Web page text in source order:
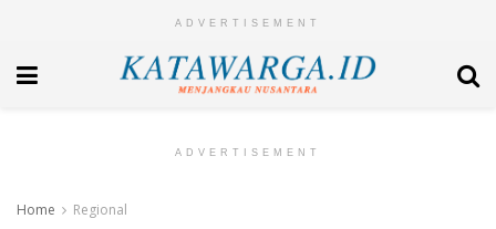
ADVERTISEMENT
ADVERTISEMENT
Home Regional